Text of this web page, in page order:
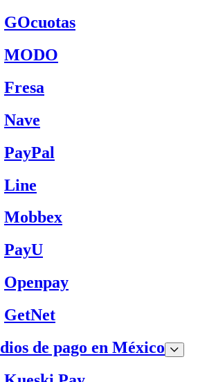
GOcuotas
MODO
Fresa
Nave
PayPal
Line
Mobbex
PayU
Openpay
GetNet
de pago en México